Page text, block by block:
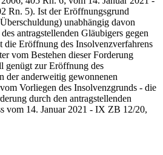
Rn. 5). Ist der Eröffnungsgrund
unabhängig davon
antragstellenden Gläubigers gegen
die Eröffnung des Insolvenzverfahrens
vom Bestehen dieser Forderung
genügt zur Eröffnung des
der anderweitig gewonnenen
Vorliegen des Insolvenzgrunds - die
durch den antragstellenden
vom 14. Januar 2021 - IX ZB 12/20,